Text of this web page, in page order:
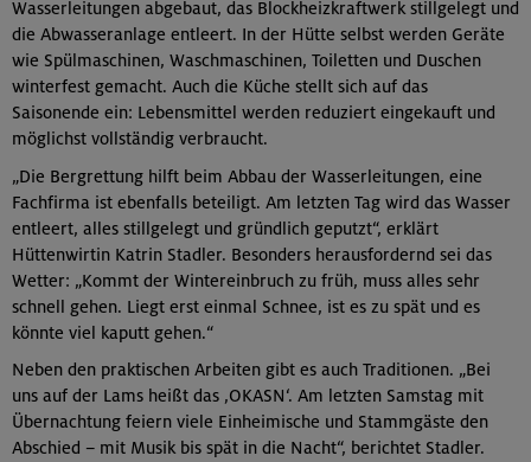
Wasserleitungen abgebaut, das Blockheizkraftwerk stillgelegt und
die Abwasseranlage entleert. In der Hütte selbst werden Geräte
wie Spülmaschinen, Waschmaschinen, Toiletten und Duschen
winterfest gemacht. Auch die Küche stellt sich auf das
Saisonende ein: Lebensmittel werden reduziert eingekauft und
möglichst vollständig verbraucht.
„Die Bergrettung hilft beim Abbau der Wasserleitungen, eine
Fachfirma ist ebenfalls beteiligt. Am letzten Tag wird das Wasser
entleert, alles stillgelegt und gründlich geputzt“, erklärt
Hüttenwirtin Katrin Stadler. Besonders herausfordernd sei das
Wetter: „Kommt der Wintereinbruch zu früh, muss alles sehr
schnell gehen. Liegt erst einmal Schnee, ist es zu spät und es
könnte viel kaputt gehen.“
Neben den praktischen Arbeiten gibt es auch Traditionen. „Bei
uns auf der Lams heißt das ‚OKASN‘. Am letzten Samstag mit
Übernachtung feiern viele Einheimische und Stammgäste den
Abschied – mit Musik bis spät in die Nacht“, berichtet Stadler.